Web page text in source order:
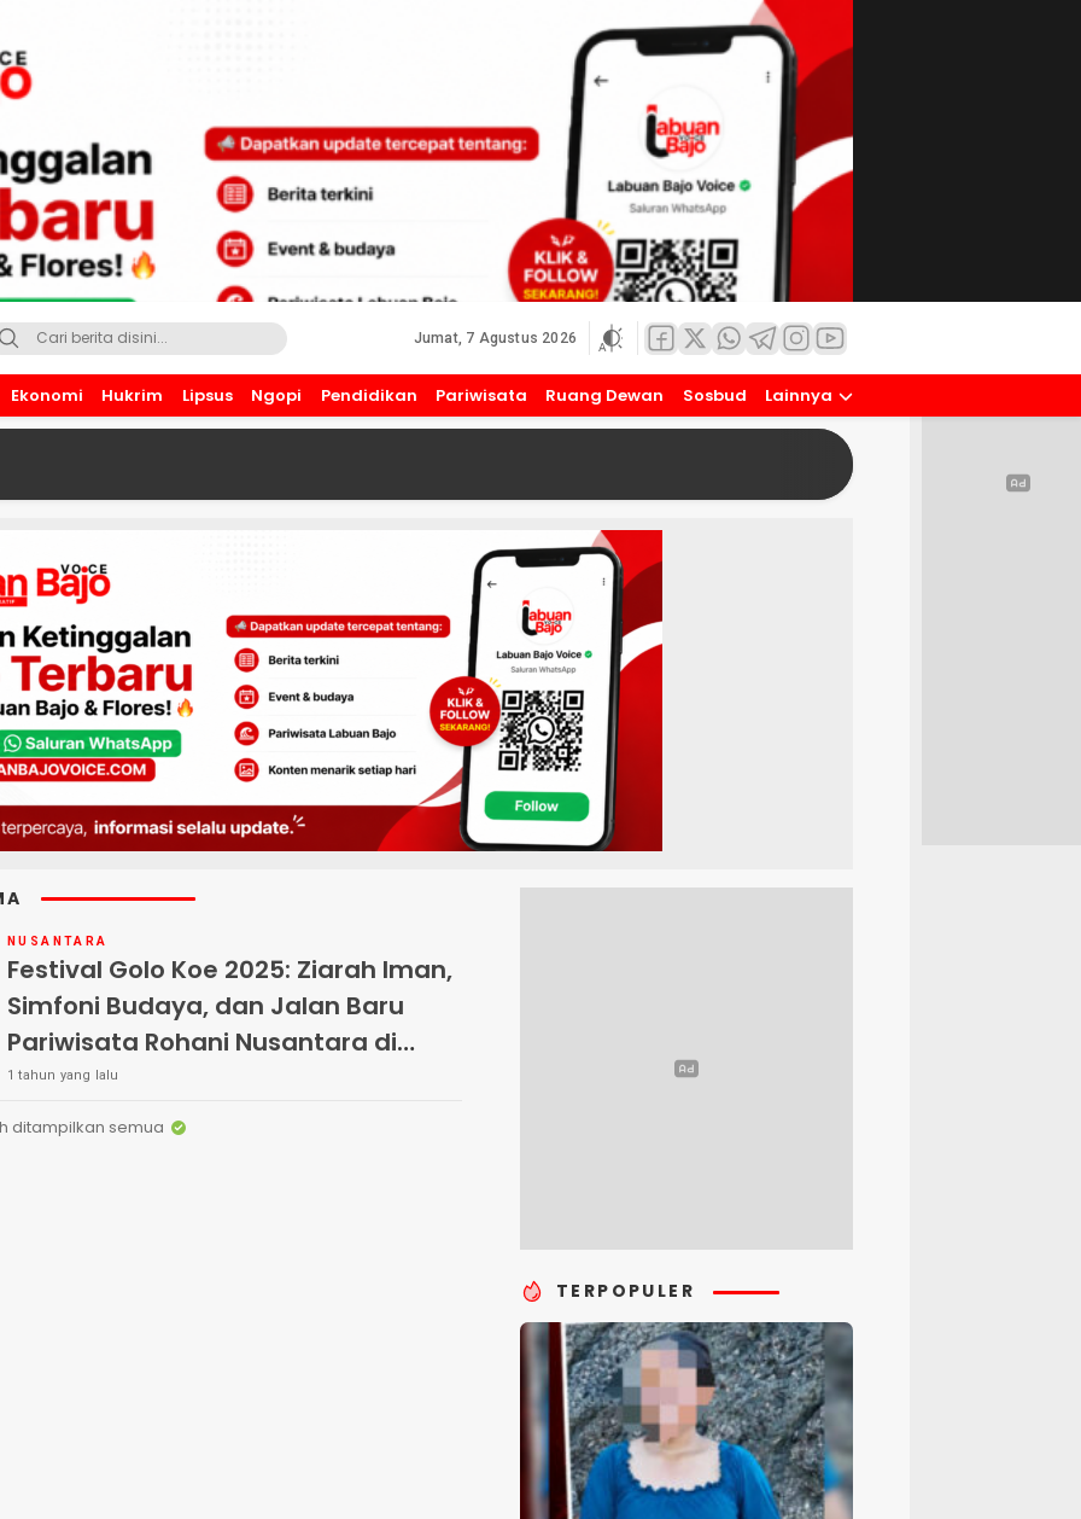
Jumat, 7 Agustus 2026
Ekonomi Hukrim Lipsus Ngopi Pendidikan Pariwisata Ruang Dewan Sosbud Lainnya
NUSANTARA
Festival Golo Koe 2025: Ziarah Iman,
Simfoni Budaya, dan Jalan Baru
Pariwisata Rohani Nusantara di
Labuan Bajo
1 tahun yang lalu
ditampilkan semua
TERPOPULER